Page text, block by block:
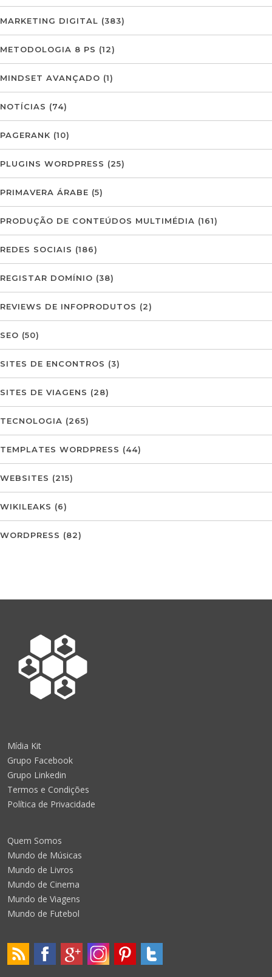
MARKETING DIGITAL (383)
METODOLOGIA 8 PS (12)
MINDSET AVANÇADO (1)
NOTÍCIAS (74)
PAGERANK (10)
PLUGINS WORDPRESS (25)
PRIMAVERA ÁRABE (5)
PRODUÇÃO DE CONTEÚDOS MULTIMÉDIA (161)
REDES SOCIAIS (186)
REGISTAR DOMÍNIO (38)
REVIEWS DE INFOPRODUTOS (2)
SEO (50)
SITES DE ENCONTROS (3)
SITES DE VIAGENS (28)
TECNOLOGIA (265)
TEMPLATES WORDPRESS (44)
WEBSITES (215)
WIKILEAKS (6)
WORDPRESS (82)
Mídia Kit
Grupo Facebook
Grupo Linkedin
Termos e Condições
Política de Privacidade
Quem Somos
Mundo de Músicas
Mundo de Livros
Mundo de Cinema
Mundo de Viagens
Mundo de Futebol